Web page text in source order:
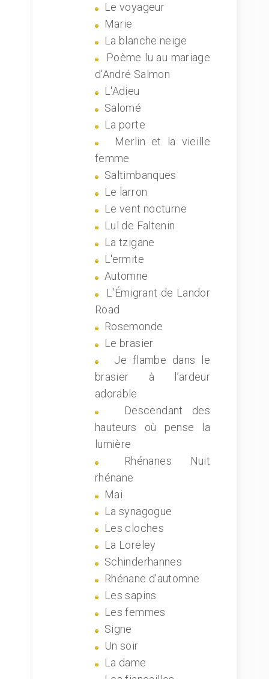
Le voyageur
Marie
La blanche neige
Poème lu au mariage
d'André Salmon
L'Adieu
Salomé
La porte
Merlin et la vieille
femme
Saltimbanques
Le larron
Le vent nocturne
Lul de Faltenin
La tzigane
L'ermite
Automne
L'Émigrant de Landor
Road
Rosemonde
Le brasier
Je flambe dans le
brasier à l’ardeur
adorable
Descendant des
hauteurs où pense la
lumière
Rhénanes Nuit
rhénane
Mai
La synagogue
Les cloches
La Loreley
Schinderhannes
Rhénane d'automne
Les sapins
Les femmes
Signe
Un soir
La dame